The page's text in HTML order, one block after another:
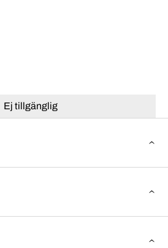
Ej tillgänglig